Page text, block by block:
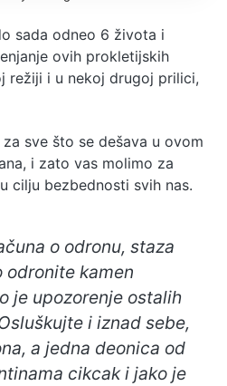
sada odneo 6 života i
ovih prokletijskih
režiji i u nekoj drugoj prilici,
sve što se dešava u ovom
i zato vas molimo za
cilju bezbednosti svih nas.
o odronu, staza
odronite kamen
je upozorenje ostalih
i iznad sebe,
a jedna deonica od
cikcak i jako je